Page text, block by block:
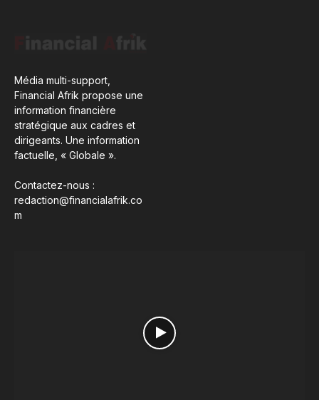
Média multi-support,
Financial Afrik propose une
information financière
stratégique aux cadres et
dirigeants. Une information
factuelle, « Globale ».
Contactez-nous :
redaction@financialafrik.co
m